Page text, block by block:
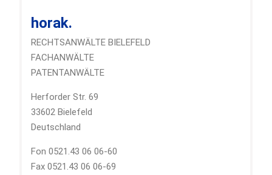
horak.
RECHTSANWÄLTE BIELEFELD
FACHANWÄLTE
PATENTANWÄLTE
Herforder Str. 69
33602 Bielefeld
Deutschland
Fon 0521.43 06 06-60
Fax 0521.43 06 06-69